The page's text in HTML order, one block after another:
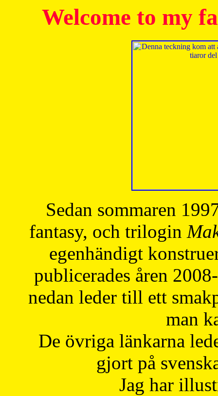
Welcome to my
Sedan sommaren
fantasy, och trilogin
egenhändigt
publicerades åren
nedan leder till ett
man
De övriga länkarna
gjort på
Jag har